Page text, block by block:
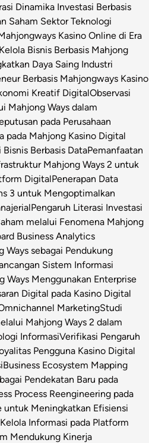
Dinamika Investasi Berbasis
Saham Sektor Teknologi
Kasino Online di Era
Bisnis Berbasis Mahjong
Daya Saing Industri
Berbasis Mahjongways Kasino
Kreatif DigitalObservasi
Mahjong Ways dalam
pada Perusahaan
pada Mahjong Kasino Digital
Berbasis DataPemanfaatan
Mahjong Ways 2 untuk
DigitalPenerapan Data
3 untuk Mengoptimalkan
Pengaruh Literasi Investasi
melalui Fenomena Mahjong
Business Analytics
Ways sebagai Pendukung
Sistem Informasi
Ways Menggunakan Enterprise
Digital pada Kasino Digital
MarketingStudi
Mahjong Ways 2 dalam
InformasiVerifikasi Pengaruh
Pengguna Kasino Digital
Business Ecosystem Mapping
Pendekatan Baru pada
Process Reengineering pada
untuk Meningkatkan Efisiensi
Informasi pada Platform
Mendukung Kinerja